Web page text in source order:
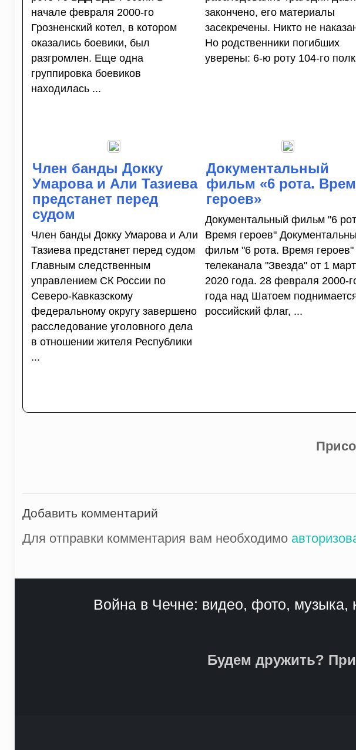
начале февраля 2000-го
Грозненский котел, в котором
оказались боевики, был
разгромлен. Еще одна
группировка боевиков
находилась ...
закончено, его материалы
засекречены. Никто не
Но родственники погибших
уверены: 6-ю роту 104-го
Член банды Докку
Умарова и Али Тазиева
предстанет перед
судом
Член банды Докку Умарова и Али
Тазиева предстанет перед судом
Главным следственным
управлением СК России по
Северо-Кавказскому
федеральному округу завершено
расследование уголовного дела
в отношении жителя Республики
...
Документальный
фильм «6 рота.
героев»
Документальный фильм "6
Время героев"
фильм "6 рота. Время героев"
телеканала "Звезда" от 1
2020 года. 28 февраля 2000-
года над Шатоем
российский флаг, ...
Добавить комментарий
Для отправки комментария вам необходимо
Война в Чечне: видео, фото, музыка,
Будем дружить?